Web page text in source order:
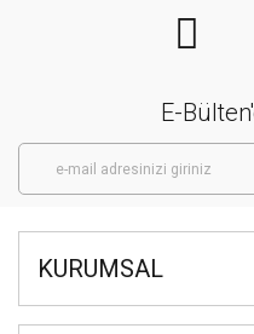
E-
KURUMSAL